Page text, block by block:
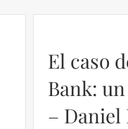
El caso
Bank:
– Daniel